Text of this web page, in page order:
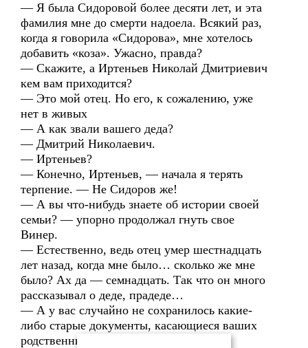
— Я была Сидоровой более десяти лет, и эта
фамилия мне до смерти надоела. Всякий раз,
когда я говорила «Сидорова», мне хотелось
добавить «коза». Ужасно, правда?
— Скажите, а Иртеньев Николай Дмитриевич
кем вам приходится?
— Это мой отец. Но его, к сожалению, уже
нет в живых
— А как звали вашего деда?
— Дмитрий Николаевич.
— Иртеньев?
— Конечно, Иртеньев, — начала я терять
терпение. — Не Сидоров же!
— А вы что-нибудь знаете об истории своей
семьи? — упорно продолжал гнуть свое
Винер.
— Естественно, ведь отец умер шестнадцать
лет назад, когда мне было… сколько же мне
было? Ах да — семнадцать. Так что он много
рассказывал о деде, прадеде…
— А у вас случайно не сохранилось какие-
либо старые документы, касающиеся ваших
родственников?